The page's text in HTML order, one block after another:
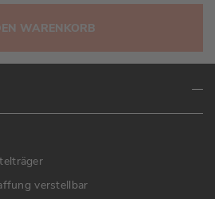
WARENKORB
verstellbar